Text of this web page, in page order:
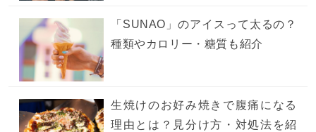
「SUNAO」のアイスって太るの？
種類やカロリー・糖質も紹介
生焼けのお好み焼きで腹痛になる
理由とは？見分け方・対処法を紹